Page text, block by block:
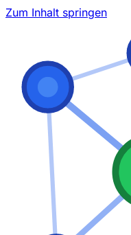
Zum Inhalt springen